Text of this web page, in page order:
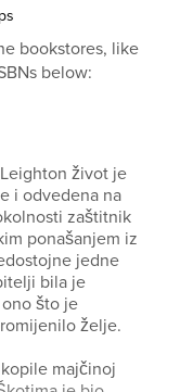
bookstores, like
below:
život je
i odvedena na
zaštitnik
ponašanjem iz
jedne
bila je
što je
želje.
majčinoj